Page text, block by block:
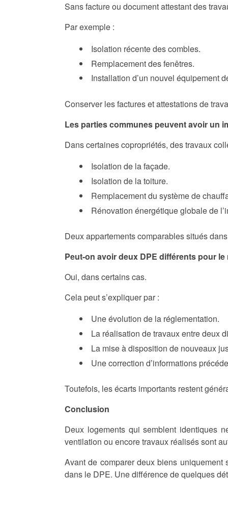
Sans facture ou document attestant des
Par exemple :
Isolation récente des combles.
Remplacement des fenêtres.
Installation d’un nouvel équipement
Conserver les factures et attestations de
Les parties communes peuvent avoir un
Dans certaines copropriétés, des travaux
Isolation de la façade.
Isolation de la toiture.
Remplacement du système de
Rénovation énergétique globale de
Deux appartements comparables situés
Peut-on avoir deux DPE différents pour le
Oui, dans certains cas.
Cela peut s’expliquer par :
Une évolution de la réglementation.
La réalisation de travaux entre deux
La mise à disposition de nouveaux
Une correction d’informations
Toutefois, les écarts importants restent
Conclusion
Deux logements qui semblent identiques
ventilation ou encore travaux réalisés sont
Avant de comparer deux biens
dans le DPE. Une différence de quelques